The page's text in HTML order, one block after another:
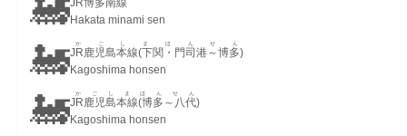
🚂Hakata minami sen
🚂JR鹿児島本線(下関・門司港～博多)
かごしまほんせん
Kagoshima honsen
🚂JR鹿児島本線(博多～八代)
かごしまほんせん
Kagoshima honsen